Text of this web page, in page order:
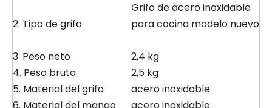
2. Tipo de grifo
Grifo de acero inoxidable
para cocina modelo nuevo
3. Peso neto
2,4 kg
4. Peso bruto
2,5 kg
5. Material del grifo
acero inoxidable